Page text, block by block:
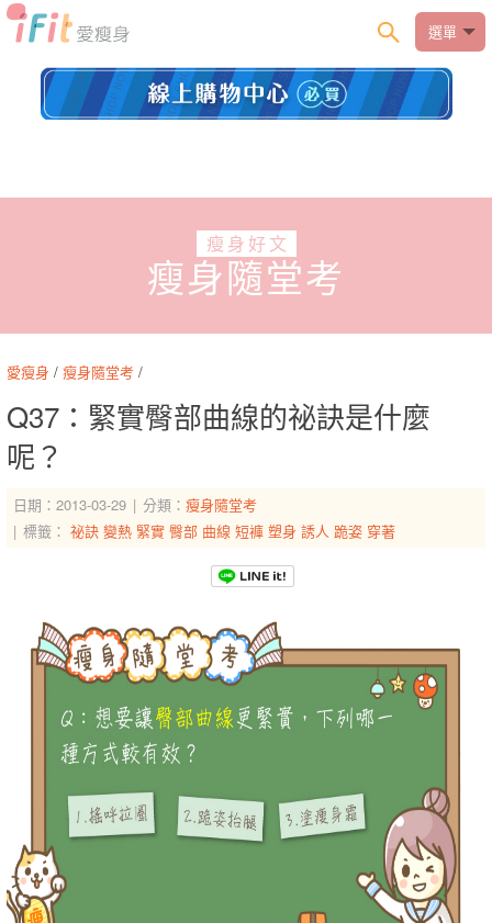
選單
瘦身好文
瘦身隨堂考
愛瘦身 / 瘦身隨堂考 /
Q37：緊實臀部曲線的祕訣是什麼
呢？
日期：2013-03-29 分類： 瘦身隨堂考
標籤： 祕訣 變熱 緊實 臀部 曲線 短褲 塑身 誘人 跪姿 穿著